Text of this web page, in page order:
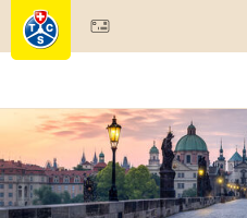
Mitgliedschaft & Leistungen
Test, Sicherheit & Gesundheit